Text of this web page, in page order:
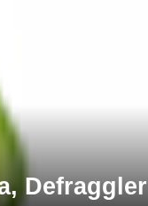
Defraggler